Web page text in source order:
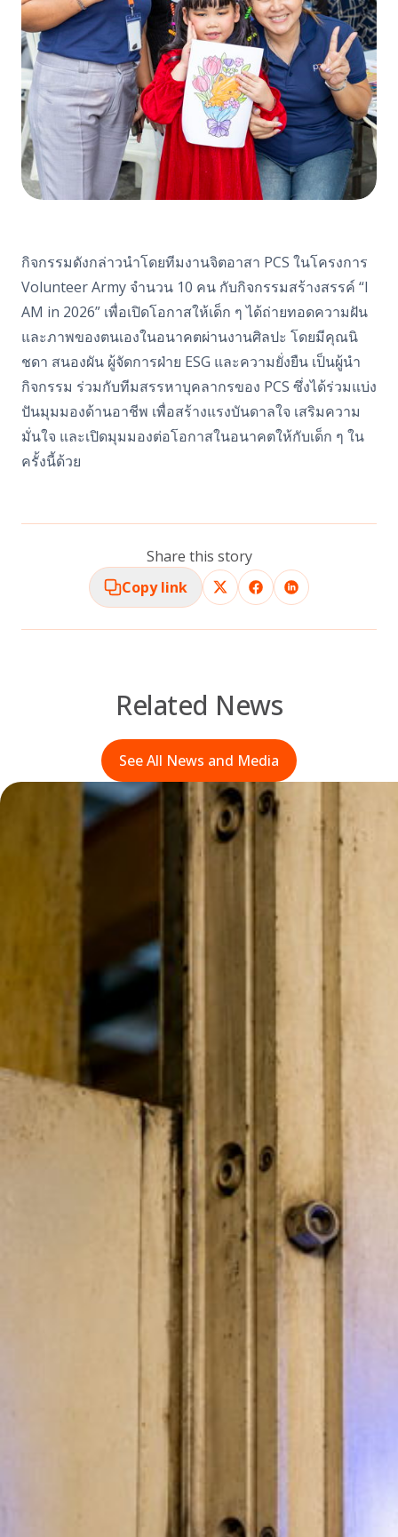
กิจกรรมดังกล่าวนำโดยทีมงานจิตอาสา PCS ในโครงการ
Volunteer Army จำนวน 10 คน กับกิจกรรมสร้างสรรค์ “I
AM in 2026” เพื่อเปิดโอกาสให้เด็ก ๆ ได้ถ่ายทอดความฝัน
และภาพของตนเองในอนาคตผ่านงานศิลปะ โดยมีคุณนิ
ชดา สนองผัน ผู้จัดการฝ่าย ESG และความยั่งยืน เป็นผู้นำ
กิจกรรม ร่วมกับทีมสรรหาบุคลากรของ PCS ซึ่งได้ร่วมแบ่ง
ปันมุมมองด้านอาชีพ เพื่อสร้างแรงบันดาลใจ เสริมความ
มั่นใจ และเปิดมุมมองต่อโอกาสในอนาคตให้กับเด็ก ๆ ใน
ครั้งนี้ด้วย
Share this story
Copy link
Related News
See All News and Media